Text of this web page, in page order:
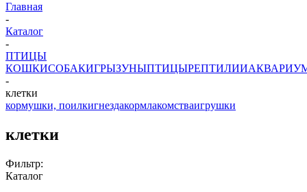
Главная
-
Каталог
-
ПТИЦЫ
КОШКИСОБАКИГРЫЗУНЫПТИЦЫРЕПТИЛИИ
-
клетки
кормушки, поилкигнездакормлакомстваигрушки
клетки
Фильтр:
Каталог